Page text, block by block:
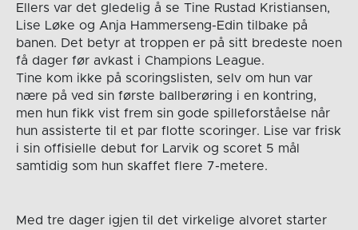
Ellers var det gledelig å se Tine Rustad Kristiansen,
Lise Løke og Anja Hammerseng-Edin tilbake på
banen. Det betyr at troppen er på sitt bredeste noen
få dager før avkast i Champions League.
Tine kom ikke på scoringslisten, selv om hun var
nære på ved sin første ballberøring i en kontring,
men hun fikk vist frem sin gode spilleforståelse når
hun assisterte til et par flotte scoringer. Lise var frisk
i sin offisielle debut for Larvik og scoret 5 mål
samtidig som hun skaffet flere 7-metere.
Med tre dager igjen til det virkelige alvoret starter